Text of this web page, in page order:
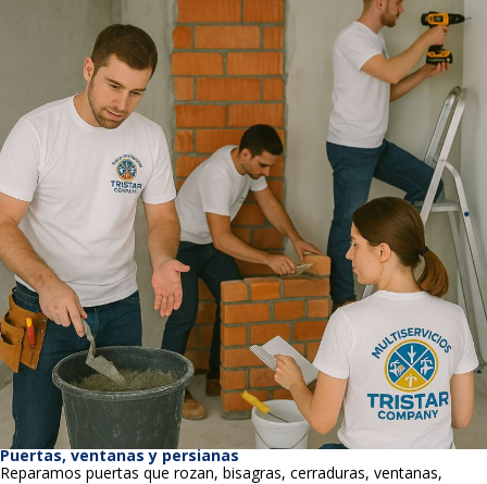
Puertas, ventanas y persianas
Reparamos puertas que rozan, bisagras, cerraduras, ventanas,